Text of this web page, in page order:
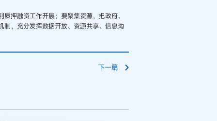
融资工作开展；要聚集资源，把政府、
，充分发挥数据开放、资源共享、信息沟
下一篇